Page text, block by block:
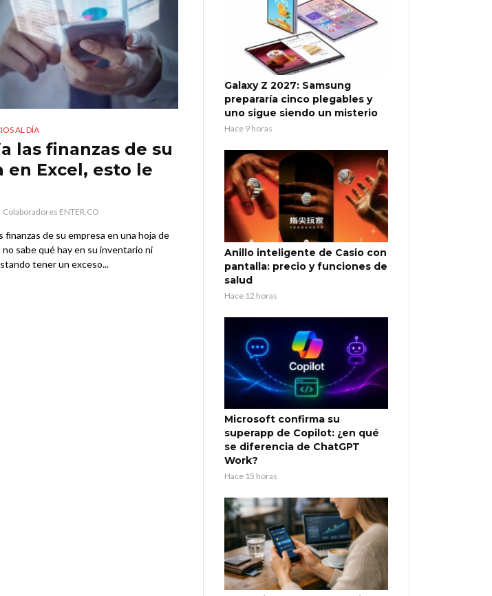
AL DÍA
las finanzas de su
en Excel, esto le
Colaboradores ENTER.CO
finanzas de su empresa en una hoja de
no sabe qué hay en su inventario ni
tener un exceso...
Galaxy Z 2027: Samsung
prepararía cinco plegables y
uno sigue siendo un misterio
Hace 9 horas
Anillo inteligente de Casio con
pantalla: precio y funciones de
salud
Hace 12 horas
Microsoft confirma su
superapp de Copilot: ¿en qué
se diferencia de ChatGPT
Work?
Hace 15 horas